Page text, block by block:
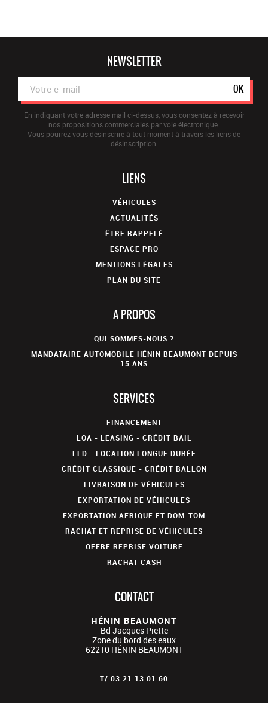
NEWSLETTER
OK
En indiquant votre adresse mail ci-dessus, vous consentez à recevoir
nos propositions commerciales par voie électronique.
Vous pourrez vous désinscrire à tout moment à travers les liens de
désinscription.
LIENS
VÉHICULES
ACTUALITÉS
ÊTRE RAPPELÉ
ESPACE PRO
MENTIONS LÉGALES
PLAN DU SITE
A PROPOS
QUI SOMMES-NOUS ?
MANDATAIRE AUTOMOBILE HÉNIN BEAUMONT DEPUIS
15 ANS
SERVICES
FINANCEMENT
LOA - LEASING - CRÉDIT BAIL
LLD - LOCATION LONGUE DURÉE
CRÉDIT CLASSIQUE - CRÉDIT BALLON
LIVRAISON DE VÉHICULES
EXPORTATION DE VÉHICULES
EXPORTATION AFRIQUE ET DOM-TOM
RACHAT ET REPRISE DE VÉHICULES
OFFRE REPRISE VOITURE
RACHAT CASH
CONTACT
HÉNIN BEAUMONT
Bd Jacques Piette
Zone du bord des eaux
62210 HÉNIN BEAUMONT
T/ 03 21 13 01 60